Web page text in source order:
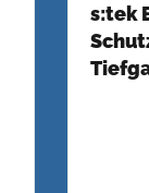
s:tek